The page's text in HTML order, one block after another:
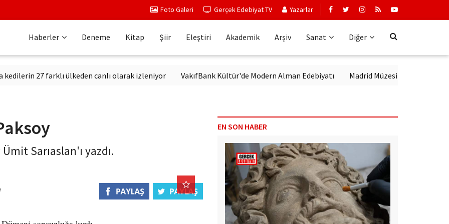
Foto Galeri Gerçek Edebiyat TV Yazarlar
Haberler Deneme Kitap Şiir Eleştiri Akademik Arşiv Sanat Diğer
27 farklı ülkeden canlı olarak izleniyor VakıfBank Kültür'de Modern Alman Edebiyatı Madrid Müzesi Picasso'yu ‘Afrika
Sarıaslan'ı yazdı.
EN SON HABER